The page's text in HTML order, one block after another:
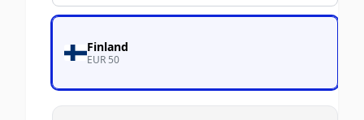
Finland
EUR 50